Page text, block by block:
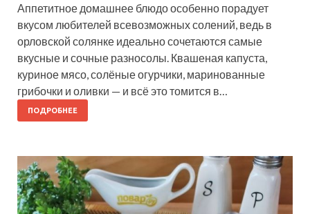
Аппетитное домашнее блюдо особенно порадует
вкусом любителей всевозможных солений, ведь в
орловской солянке идеально сочетаются самые
вкусные и сочные разносолы. Квашеная капуста,
куриное мясо, солёные огурчики, маринованные
грибочки и оливки — и всё это томится в…
ПОДРОБНЕЕ